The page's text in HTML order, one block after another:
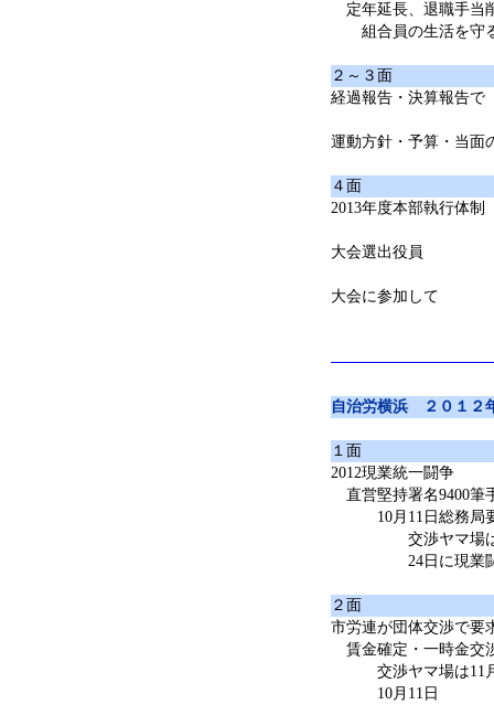
定年延長、退職手当
組合員の生活を守
２～３面
経過報告・決算報告で
運動方針・予算・当面
４面
2013年度本部執行体制
大会選出役員
大会に参加して
自治労横浜 ２０１２
１面
2012現業統一闘争
直営堅持署名9400筆
10月11日総務局
交渉ヤマ場は
24日に現業闘争
２面
市労連が団体交渉で要
賃金確定・一時金交
交渉ヤマ場は11
10月11日